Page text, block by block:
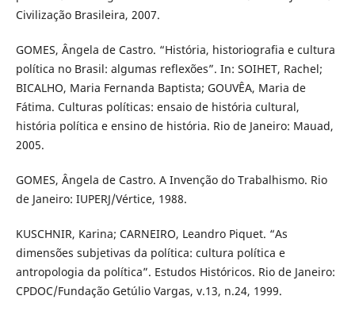
Civilização Brasileira, 2007.
GOMES, Ângela de Castro. “História, historiografia e cultura
política no Brasil: algumas reflexões”. In: SOIHET, Rachel;
BICALHO, Maria Fernanda Baptista; GOUVÊA, Maria de
Fátima. Culturas políticas: ensaio de história cultural,
história política e ensino de história. Rio de Janeiro: Mauad,
2005.
GOMES, Ângela de Castro. A Invenção do Trabalhismo. Rio
de Janeiro: IUPERJ/Vértice, 1988.
KUSCHNIR, Karina; CARNEIRO, Leandro Piquet. “As
dimensões subjetivas da política: cultura política e
antropologia da política”. Estudos Históricos. Rio de Janeiro:
CPDOC/Fundação Getúlio Vargas, v.13, n.24, 1999.